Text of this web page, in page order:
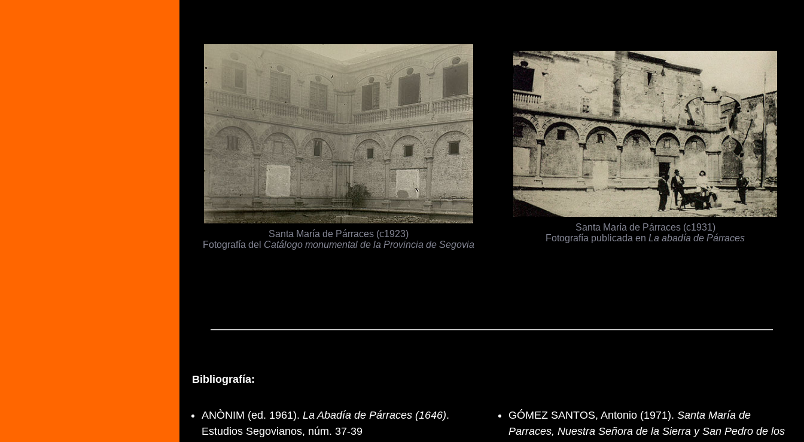
Santa María de Párraces (c1923)
Fotografía del Catálogo monumental de la Provincia de Segovia
Santa María de Párraces (c1931)
Fotografía publicada en La abadía de Párraces
Bibliografía:
ANÒNIM (ed. 1961). La Abadía de Párraces (1646).
Estudios Segovianos, núm. 37-39
GÓMEZ SANTOS, Antonio (1971). Santa María de
Parraces, Nuestra Señora de la Sierra y San Pedro de los